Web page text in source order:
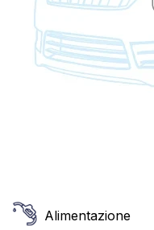
Alimentazione